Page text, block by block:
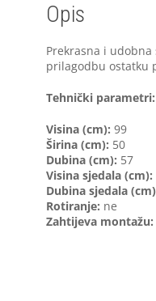
Opis
Prekrasna i
prilagodbu ostatku
Tehnički parametri:
Visina (cm): 99
Širina (cm): 50
Dubina (cm): 57
Visina sjedala (cm):
Dubina sjedala
Rotiranje: ne
Zahtijeva montažu: